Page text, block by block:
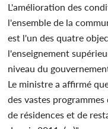
L'amélioration des
l'ensemble de la
est l'un des quatre
l'enseignement
niveau du
Le ministre a affirmé
des vastes
de résidences et de